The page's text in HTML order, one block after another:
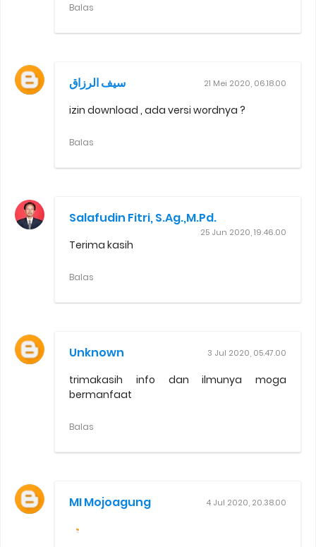
Balas
سيف الرزاق 21 Mei 2020, 06.18.00
izin download , ada versi wordnya ?
Balas
Salafudin Fitri, S.Ag.,M.Pd.
25 Jun 2020, 19.46.00
Terima kasih
Balas
Unknown 3 Jul 2020, 05.47.00
trimakasih info dan ilmunya moga
bermanfaat
Balas
MI Mojoagung 4 Jul 2020, 20.38.00